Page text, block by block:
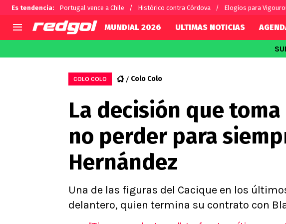
Es tendencia: Portugal vence a Chile Histórico contra Córdova Elogios para
Selección Chilena
U de Chile
U Católica
Campeonato Nacional
Primera B
Segunda División
Copa Chile
Supercopa Chile
Campeonato Femenino
Alexis Sánchez
Carlos Palacios
Chilenos por el mundo
MUNDIAL 2026 ULTIMAS NOTICIAS
COLO COLO Colo Colo
La decisión que toma
no perder para
Hernández
Una de las figuras del Cacique en los
delantero, quien termina su contrato con